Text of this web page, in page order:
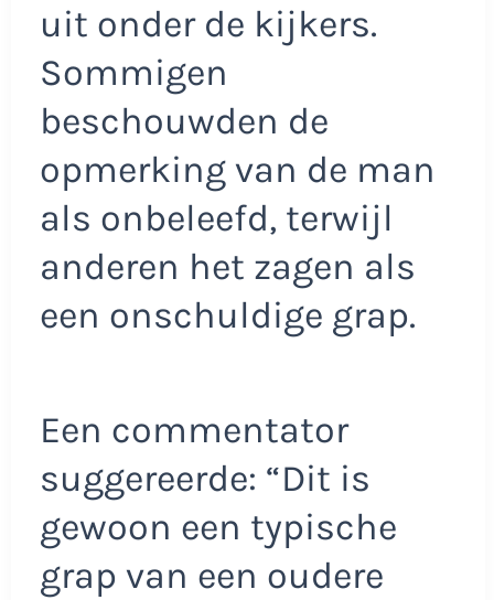
uit onder de kijkers.
Sommigen
beschouwden de
opmerking van de man
als onbeleefd, terwijl
anderen het zagen als
een onschuldige grap.
Een commentator
suggereerde: “Dit is
gewoon een typische
grap van een oudere